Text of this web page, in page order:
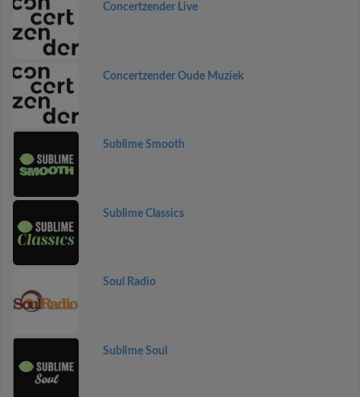
Concertzender Live
Concertzender Oude Muziek
Sublime Smooth
Sublime Classics
Soul Radio
Sublime Soul